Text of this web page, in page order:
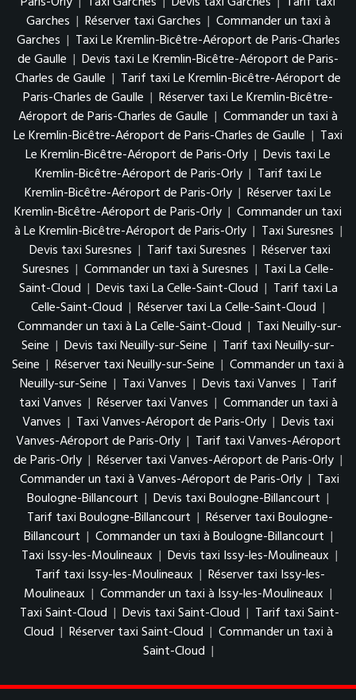
Garches | Réserver taxi Garches | Commander un taxi à
Garches | Taxi Le Kremlin-Bicêtre-Aéroport de Paris-Charles
de Gaulle | Devis taxi Le Kremlin-Bicêtre-Aéroport de Paris-
Charles de Gaulle | Tarif taxi Le Kremlin-Bicêtre-Aéroport de
Paris-Charles de Gaulle | Réserver taxi Le Kremlin-Bicêtre-
Aéroport de Paris-Charles de Gaulle | Commander un taxi à
Le Kremlin-Bicêtre-Aéroport de Paris-Charles de Gaulle | Taxi
Le Kremlin-Bicêtre-Aéroport de Paris-Orly | Devis taxi Le
Kremlin-Bicêtre-Aéroport de Paris-Orly | Tarif taxi Le
Kremlin-Bicêtre-Aéroport de Paris-Orly | Réserver taxi Le
Kremlin-Bicêtre-Aéroport de Paris-Orly | Commander un taxi
à Le Kremlin-Bicêtre-Aéroport de Paris-Orly | Taxi Suresnes |
Devis taxi Suresnes | Tarif taxi Suresnes | Réserver taxi
Suresnes | Commander un taxi à Suresnes | Taxi La Celle-
Saint-Cloud | Devis taxi La Celle-Saint-Cloud | Tarif taxi La
Celle-Saint-Cloud | Réserver taxi La Celle-Saint-Cloud |
Commander un taxi à La Celle-Saint-Cloud | Taxi Neuilly-sur-
Seine | Devis taxi Neuilly-sur-Seine | Tarif taxi Neuilly-sur-
Seine | Réserver taxi Neuilly-sur-Seine | Commander un taxi à
Neuilly-sur-Seine | Taxi Vanves | Devis taxi Vanves | Tarif
taxi Vanves | Réserver taxi Vanves | Commander un taxi à
Vanves | Taxi Vanves-Aéroport de Paris-Orly | Devis taxi
Vanves-Aéroport de Paris-Orly | Tarif taxi Vanves-Aéroport
de Paris-Orly | Réserver taxi Vanves-Aéroport de Paris-Orly |
Commander un taxi à Vanves-Aéroport de Paris-Orly | Taxi
Boulogne-Billancourt | Devis taxi Boulogne-Billancourt |
Tarif taxi Boulogne-Billancourt | Réserver taxi Boulogne-
Billancourt | Commander un taxi à Boulogne-Billancourt |
Taxi Issy-les-Moulineaux | Devis taxi Issy-les-Moulineaux |
Tarif taxi Issy-les-Moulineaux | Réserver taxi Issy-les-
Moulineaux | Commander un taxi à Issy-les-Moulineaux |
Taxi Saint-Cloud | Devis taxi Saint-Cloud | Tarif taxi Saint-
Cloud | Réserver taxi Saint-Cloud | Commander un taxi à
Saint-Cloud |